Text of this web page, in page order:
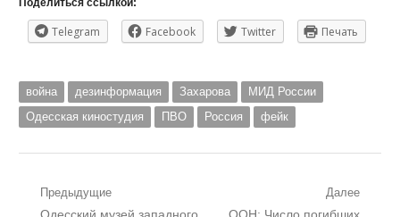
Поделиться ссылкой:
Telegram Facebook Twitter Печать
война дезинформация Захарова
МИД России
Одесская киностудия
ПВО Россия фейк
Навигация
Предыдущие
Предыдущий
Далее
Следующий